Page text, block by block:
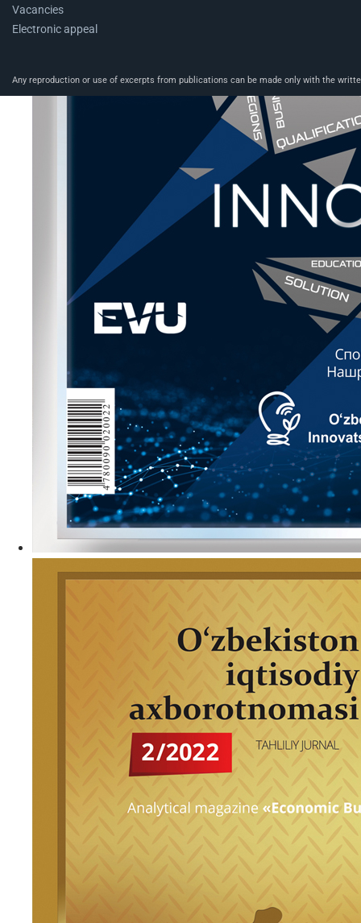
Vacancies
Electronic appeal
Any reproduction or use of excerpts from publications can be made only with the